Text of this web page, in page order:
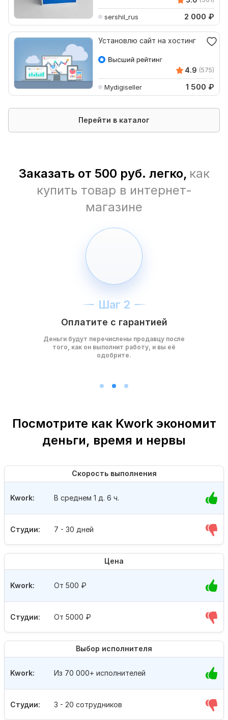
sershil_rus 2 000 ₽
Установлю сайт на хостинг
4.9 (575)
Mydigiseller 1 500 ₽
Перейти в каталог
Заказать от 500 руб. легко, как
купить товар в интернет-
магазине
Шаг 2
Оплатите с гарантией
Деньги будут перечислены продавцу после
того, как он выполнит работу, и вы её
одобрите.
Посмотрите как Kwork экономит
деньги, время и нервы
Скорость выполнения
Студии: 7 - 30 дней
Kwork: В среднем 1 д. 6 ч.
Цена
Студии: От 5000 ₽
Kwork: От 500 ₽
Выбор исполнителя
Студии: 3 - 20 сотрудников
Kwork: Из 70 000+ исполнителей